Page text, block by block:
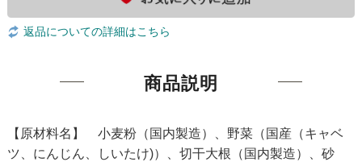
返品についての詳細はこちら
商品説明
【原材料名】 小麦粉（国内製造）、野菜（国産（キャベ
ツ、にんじん、しいたけ)）、切干大根（国内製造）、砂